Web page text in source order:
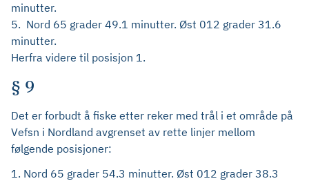
minutter.
5. Nord 65 grader 49.1 minutter. Øst 012 grader 31.6
minutter.
Herfra videre til posisjon 1.
§ 9
Det er forbudt å fiske etter reker med trål i et område på
Vefsn i Nordland avgrenset av rette linjer mellom
følgende posisjoner:
1. Nord 65 grader 54.3 minutter. Øst 012 grader 38.3